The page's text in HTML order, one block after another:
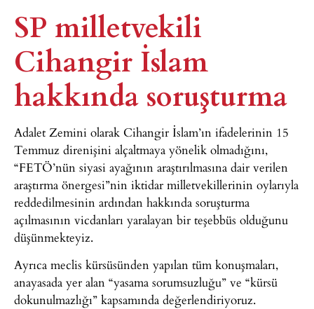
SP milletvekili
Cihangir İslam
hakkında soruşturma
Adalet Zemini olarak Cihangir İslam’ın ifadelerinin 15
Temmuz direnişini alçaltmaya yönelik olmadığını,
“FETÖ’nün siyasi ayağının araştırılmasına dair verilen
araştırma önergesi”nin iktidar milletvekillerinin oylarıyla
reddedilmesinin ardından hakkında soruşturma
açılmasının vicdanları yaralayan bir teşebbüs olduğunu
düşünmekteyiz.
Ayrıca meclis kürsüsünden yapılan tüm konuşmaları,
anayasada yer alan “yasama sorumsuzluğu” ve “kürsü
dokunulmazlığı” kapsamında değerlendiriyoruz.